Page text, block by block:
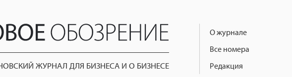
ЖУРНАЛ ДЛЯ БИЗНЕСА И О БИЗНЕСЕ
О журнале
Все номера
Редакция